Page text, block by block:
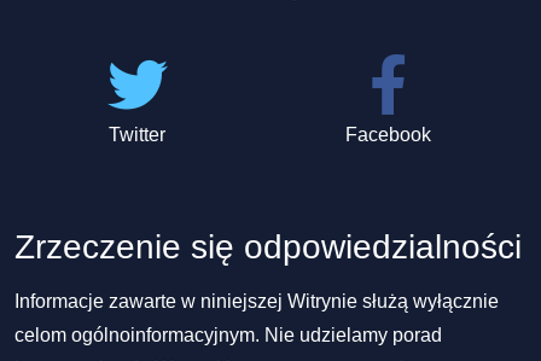
Twitter Facebook
Zrzeczenie się odpowiedzialności
Informacje zawarte w niniejszej Witrynie służą wyłącznie
celom ogólnoinformacyjnym. Nie udzielamy porad